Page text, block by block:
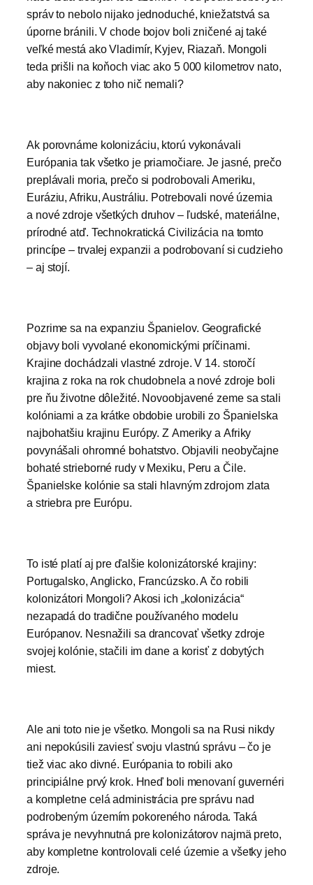
správ to nebolo nijako jednoduché, kniežatstvá sa
úporne bránili. V chode bojov boli zničené aj také
veľké mestá ako Vladimír, Kyjev, Riazaň. Mongoli
teda prišli na koňoch viac ako 5 000 kilometrov nato,
aby nakoniec z toho nič nemali?
Ak porovnáme kolonizáciu, ktorú vykonávali
Európania tak všetko je priamočiare. Je jasné, prečo
preplávali moria, prečo si podrobovali Ameriku,
Euráziu, Afriku, Austráliu. Potrebovali nové územia
a nové zdroje všetkých druhov – ľudské, materiálne,
prírodné atď. Technokratická Civilizácia na tomto
princípe – trvalej expanzii a podrobovaní si cudzieho
– aj stojí.
Pozrime sa na expanziu Španielov. Geografické
objavy boli vyvolané ekonomickými príčinami.
Krajine dochádzali vlastné zdroje. V 14. storočí
krajina z roka na rok chudobnela a nové zdroje boli
pre ňu životne dôležité. Novoobjavené zeme sa stali
kolóniami a za krátke obdobie urobili zo Španielska
najbohatšiu krajinu Európy. Z Ameriky a Afriky
povynášali ohromné bohatstvo. Objavili neobyčajne
bohaté strieborné rudy v Mexiku, Peru a Čile.
Španielske kolónie sa stali hlavným zdrojom zlata
a striebra pre Európu.
To isté platí aj pre ďalšie kolonizátorské krajiny:
Portugalsko, Anglicko, Francúzsko. A čo robili
kolonizátori Mongoli? Akosi ich „kolonizácia“
nezapadá do tradične používaného modelu
Európanov. Nesnažili sa drancovať všetky zdroje
svojej kolónie, stačili im dane a korisť z dobytých
miest.
Ale ani toto nie je všetko. Mongoli sa na Rusi nikdy
ani nepokúsili zaviesť svoju vlastnú správu – čo je
tiež viac ako divné. Európania to robili ako
principiálne prvý krok. Hneď boli menovaní guvernéri
a kompletne celá administrácia pre správu nad
podrobeným územím pokoreného národa. Taká
správa je nevyhnutná pre kolonizátorov najmä preto,
aby kompletne kontrolovali celé územie a všetky jeho
zdroje.